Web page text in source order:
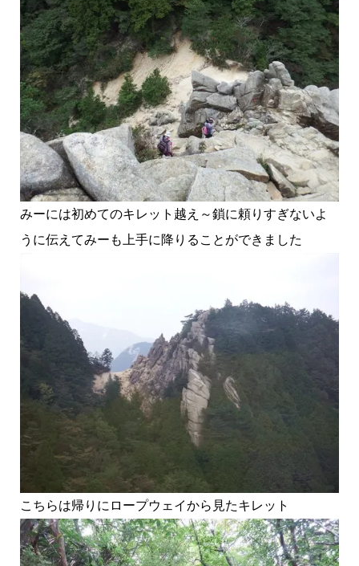
みーには初めてのキレット越え～鎖に頼りすぎないよ
うに伝えてみーも上手に降りることができました
こちらは帰りにロープウェイから見たキレット